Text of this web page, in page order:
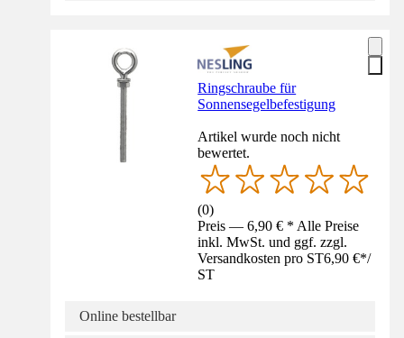
Ringschraube für
Sonnensegelbefestigung
Artikel wurde noch nicht
bewertet.
(0)
Preis — 6,90 € * Alle Preise
inkl. MwSt. und ggf. zzgl.
Versandkosten pro ST6,90 €*/
ST
Online bestellbar